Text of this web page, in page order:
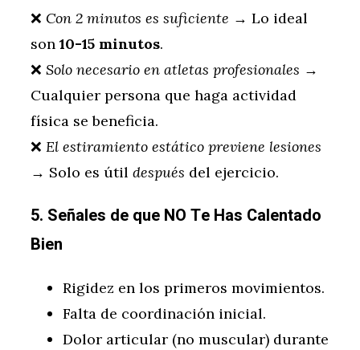
❌ Con 2 minutos es suficiente → Lo ideal
son 10-15 minutos.
❌ Solo necesario en atletas profesionales →
Cualquier persona que haga actividad
física se beneficia.
❌ El estiramiento estático previene lesiones
→ Solo es útil después del ejercicio.
5. Señales de que NO Te Has Calentado
Bien
Rigidez en los primeros movimientos.
Falta de coordinación inicial.
Dolor articular (no muscular) durante